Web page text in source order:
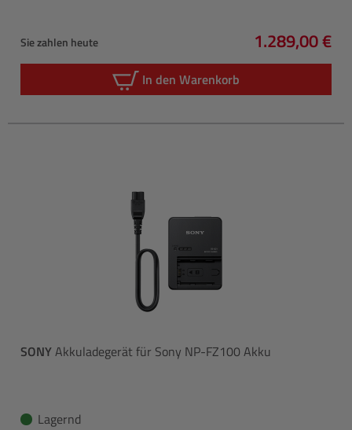
Sie zahlen heute
Regulärer
1.289,00 €
In den Warenkorb
SONYAkkuladegerät für Sony NP-FZ100 Akku
Lagernd